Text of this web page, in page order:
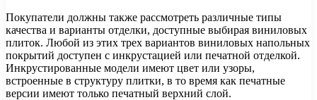
Покупатели должны также рассмотреть различные типы
качества и варианты отделки, доступные выбирая виниловых
плиток. Любой из этих трех вариантов виниловых напольных
покрытий доступен с инкрустацией или печатной отделкой.
Инкрустированные модели имеют цвет или узоры,
встроенные в структуру плитки, в то время как печатные
версии имеют только печатный верхний слой.